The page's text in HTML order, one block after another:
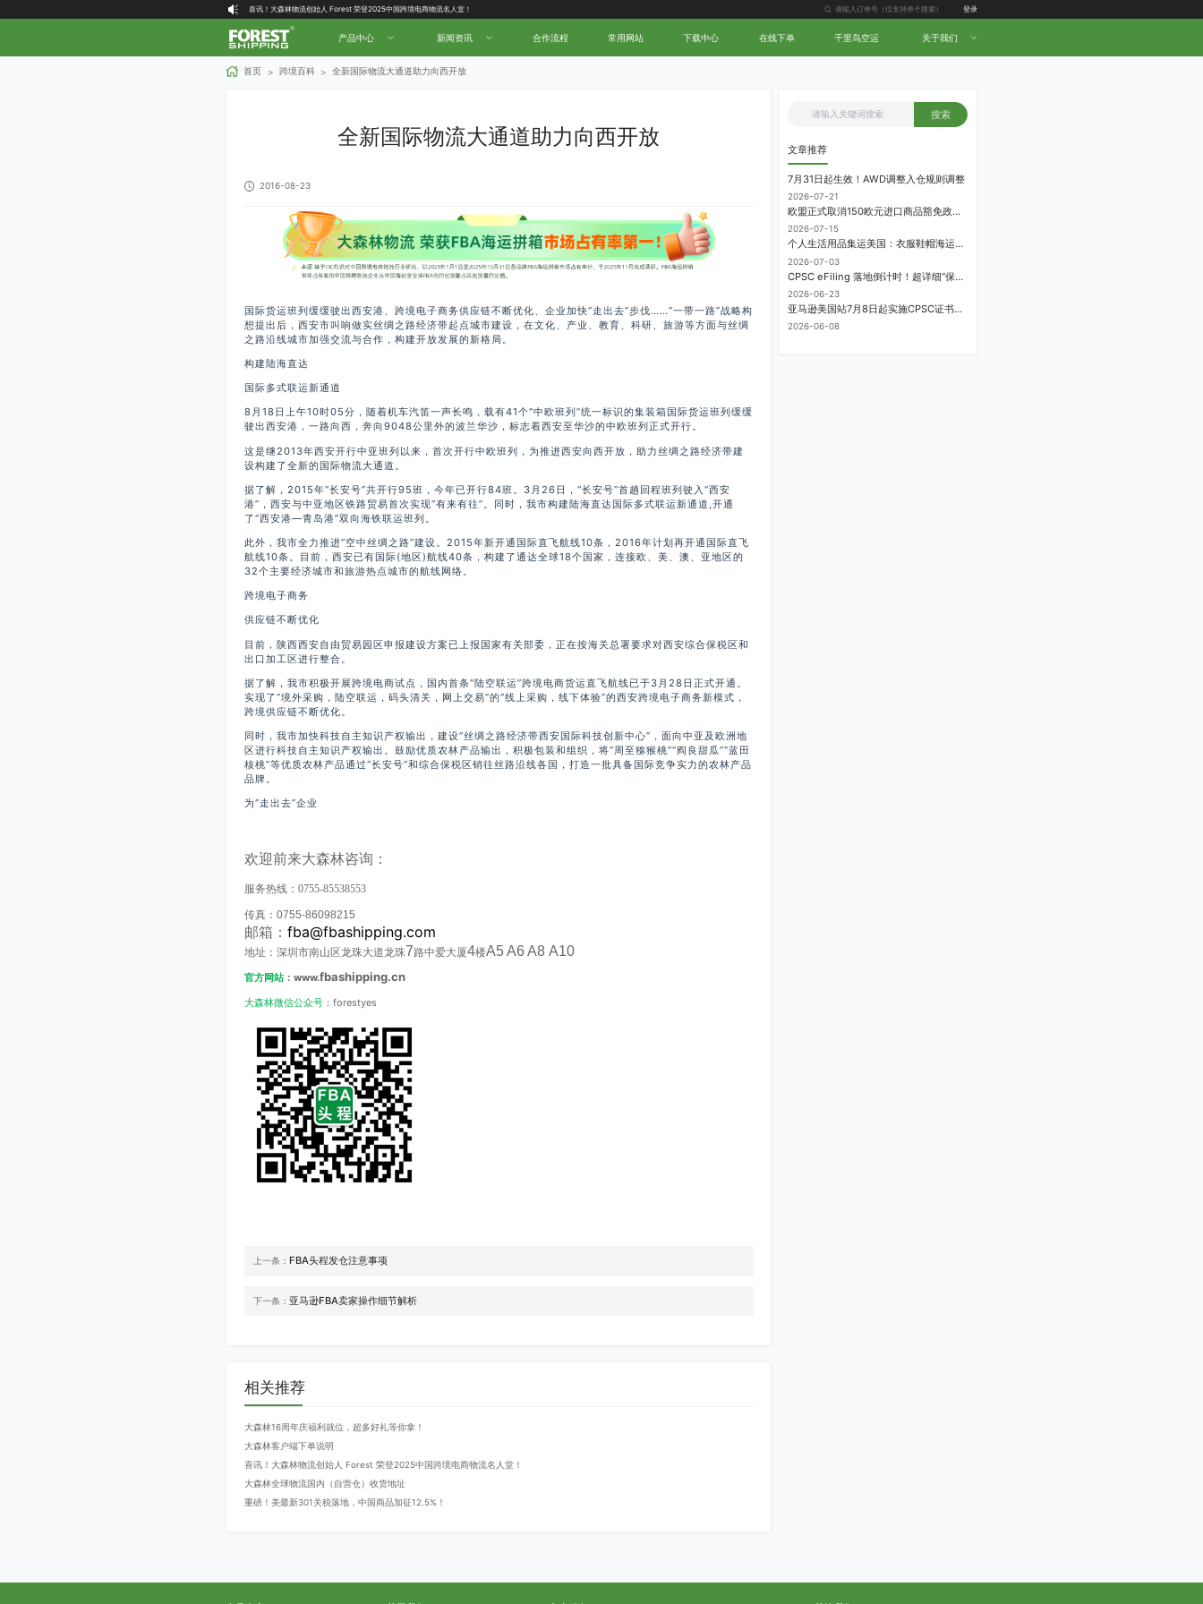
喜讯！大森林物流创始人 Forest 荣登2025中国跨境电商物流名人堂！
大森林全球物流国内（自营仓）收货地址
大森林16周年庆福利就位，超多好礼等你拿！
登录
产品中心 新闻资讯 合作流程 常用网站 下载中心 在线下单 千里鸟空运 关于我们
首页 > 跨境百科 > 全新国际物流大通道助力向西开放
全新国际物流大通道助力向西开放
2016-08-23
国际货运班列缓缓驶出西安港、跨境电子商务供应链不断优化、企业加快“走出去”步伐……“一带一路”战略构
想提出后，西安市叫响做实丝绸之路经济带起点城市建设，在文化、产业、教育、科研、旅游等方面与丝绸
之路沿线城市加强交流与合作，构建开放发展的新格局。
构建陆海直达
国际多式联运新通道
8月18日上午10时05分，随着机车汽笛一声长鸣，载有41个“中欧班列”统一标识的集装箱国际货运班列缓缓
驶出西安港，一路向西，奔向9048公里外的波兰华沙，标志着西安至华沙的中欧班列正式开行。
这是继2013年西安开行中亚班列以来，首次开行中欧班列，为推进西安向西开放，助力丝绸之路经济带建
设构建了全新的国际物流大通道。
据了解，2015年“长安号”共开行95班，今年已开行84班。3月26日，“长安号”首趟回程班列驶入“西安
港”，西安与中亚地区铁路贸易首次实现“有来有往”。同时，我市构建陆海直达国际多式联运新通道,开通
了“西安港—青岛港”双向海铁联运班列。
此外，我市全力推进“空中丝绸之路”建设。2015年新开通国际直飞航线10条，2016年计划再开通国际直飞
航线10条。目前，西安已有国际(地区)航线40条，构建了通达全球18个国家，连接欧、美、澳、亚地区的
32个主要经济城市和旅游热点城市的航线网络。
跨境电子商务
供应链不断优化
目前，陕西西安自由贸易园区申报建设方案已上报国家有关部委，正在按海关总署要求对西安综合保税区和
出口加工区进行整合。
据了解，我市积极开展跨境电商试点，国内首条“陆空联运”跨境电商货运直飞航线已于3月28日正式开通。
实现了“境外采购，陆空联运，码头清关，网上交易”的“线上采购，线下体验”的西安跨境电子商务新模式，
跨境供应链不断优化。
同时，我市加快科技自主知识产权输出，建设“丝绸之路经济带西安国际科技创新中心”，面向中亚及欧洲地
区进行科技自主知识产权输出。鼓励优质农林产品输出，积极包装和组织，将“周至猕猴桃”“阎良甜瓜”“蓝田
核桃”等优质农林产品通过“长安号”和综合保税区销往丝路沿线各国，打造一批具备国际竞争实力的农林产品
品牌。
为“走出去”企业
欢迎前来大森林咨询：
服务热线： 0755-85538553
传真： 0755-86098215
邮箱： fba@fbashipping.com
地址：深圳市南山区龙珠大道龙珠7路中爱大厦4楼A5 A6 A8 A10
官方网站：www.fbashipping.cn
大森林微信公众号：forestyes
上一条： FBA头程发仓注意事项
下一条： 亚马逊FBA卖家操作细节解析
相关推荐
大森林16周年庆福利就位，超多好礼等你拿！
大森林客户端下单说明
喜讯！大森林物流创始人 Forest 荣登2025中国跨境电商物流名人堂！
大森林全球物流国内（自营仓）收货地址
重磅！美最新301关税落地，中国商品加征12.5%！
搜索
文章推荐
7月31日起生效！AWD调整入仓规则调整
2026-07-21
欧盟正式取消150欧元进口商品豁免政策，每件加征3欧元进口关税
2026-07-15
个人生活用品集运美国：衣服鞋帽海运计费方式
2026-07-03
CPSC eFiling 落地倒计时！超详细“保姆级”实操指南来了！
2026-06-23
亚马逊美国站7月8日起实施CPSC证书电子申报要求，FBA受管制商品需提前申报
2026-06-08